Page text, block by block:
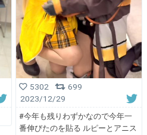
5302
699
2023/12/29
#今年も残りわずかなので今年一
番伸びたのを貼る ルピーとアニス